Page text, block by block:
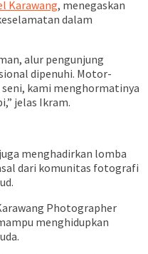
Karawang, menegaskan
dalam
alur pengunjung
dipenuhi. Motor-
kami menghormatinya
jelas Ikram.
menghadirkan lomba
dari komunitas fotografi
Photographer
menghidupkan